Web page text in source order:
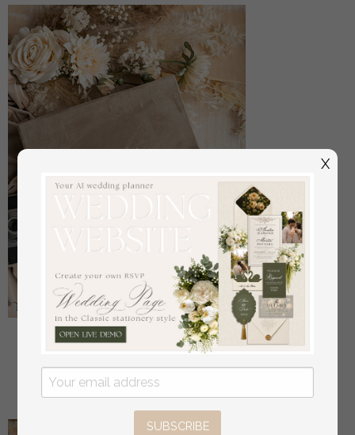
Großes Velvet-Hochzeitsfotoalbum mit Schutzhülle,
Fotoalbum mit schwarzen Hüllen für 500 4x6 Bilder.
108/
SUBSCRIBE
X